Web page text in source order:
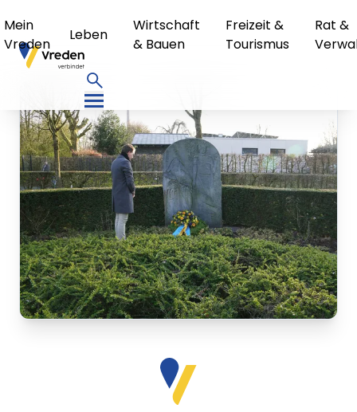
Mein
Vreden
Leben
Wirtschaft
& Bauen
Freizeit &
Tourismus
Rat &